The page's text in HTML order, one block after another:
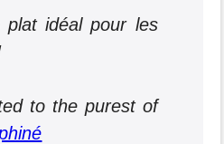
plat idéal pour les
to the purest of